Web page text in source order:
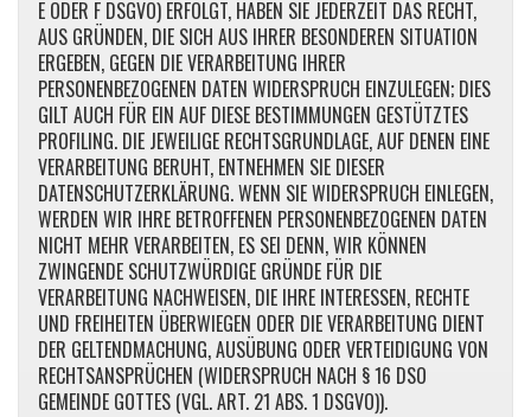
E ODER F DSGVO) ERFOLGT, HABEN SIE JEDERZEIT DAS RECHT,
AUS GRÜNDEN, DIE SICH AUS IHRER BESONDEREN SITUATION
ERGEBEN, GEGEN DIE VERARBEITUNG IHRER
PERSONENBEZOGENEN DATEN WIDERSPRUCH EINZULEGEN; DIES
GILT AUCH FÜR EIN AUF DIESE BESTIMMUNGEN GESTÜTZTES
PROFILING. DIE JEWEILIGE RECHTSGRUNDLAGE, AUF DENEN EINE
VERARBEITUNG BERUHT, ENTNEHMEN SIE DIESER
DATENSCHUTZERKLÄRUNG. WENN SIE WIDERSPRUCH EINLEGEN,
WERDEN WIR IHRE BETROFFENEN PERSONENBEZOGENEN DATEN
NICHT MEHR VERARBEITEN, ES SEI DENN, WIR KÖNNEN
ZWINGENDE SCHUTZWÜRDIGE GRÜNDE FÜR DIE
VERARBEITUNG NACHWEISEN, DIE IHRE INTERESSEN, RECHTE
UND FREIHEITEN ÜBERWIEGEN ODER DIE VERARBEITUNG DIENT
DER GELTENDMACHUNG, AUSÜBUNG ODER VERTEIDIGUNG VON
RECHTSANSPRÜCHEN (WIDERSPRUCH NACH § 16 DSO
GEMEINDE GOTTES (VGL. ART. 21 ABS. 1 DSGVO)).